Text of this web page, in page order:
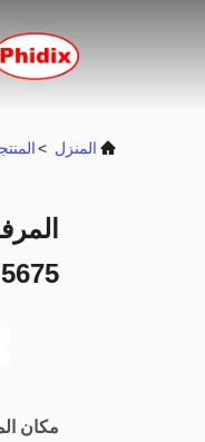
المنزل >
5675
مكان